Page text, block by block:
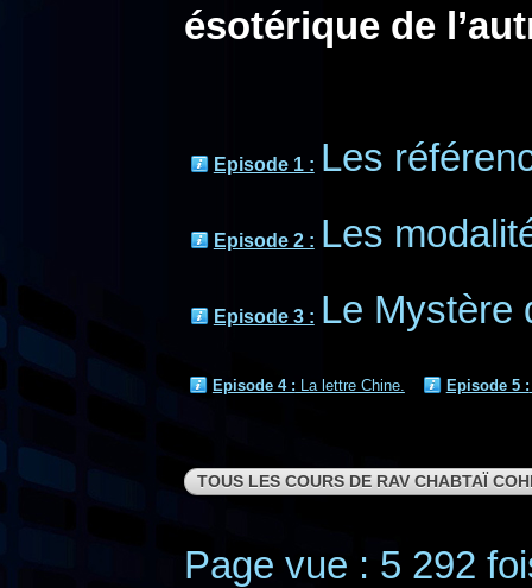
ésotérique de
Episode 1 : Les
Episode 2 : Les
Episode 3 : Le Mystère
Episode 4 : La lettre Chine. Episode 5 :
TOUS LES COURS DE RAV CHABTAÏ
Page vue : 5 292